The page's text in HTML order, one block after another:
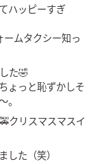
ハッピーすぎ
ムタクシー知っ
た🤣
ょっと恥ずかしそ
。
クリスマスマスイ
た（笑）